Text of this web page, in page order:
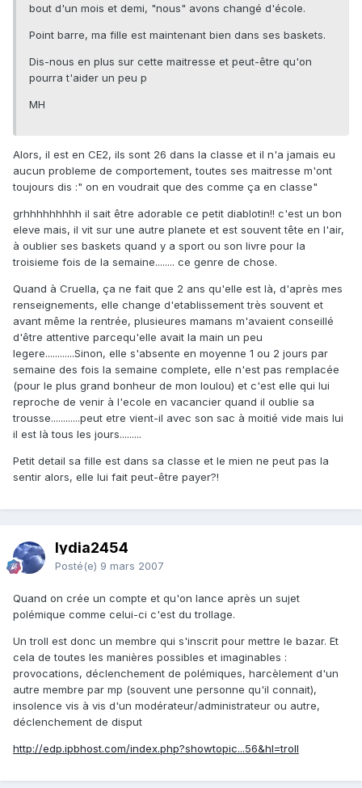
bout d'un mois et demi, "nous" avons changé d'école.
Point barre, ma fille est maintenant bien dans ses baskets.
Dis-nous en plus sur cette maitresse et peut-être qu'on
pourra t'aider un peu p
MH
Alors, il est en CE2, ils sont 26 dans la classe et il n'a jamais eu
aucun probleme de comportement, toutes ses maitresse m'ont
toujours dis :" on en voudrait que des comme ça en classe"
grhhhhhhhhh il sait être adorable ce petit diablotin!! c'est un bon
eleve mais, il vit sur une autre planete et est souvent tête en l'air,
à oublier ses baskets quand y a sport ou son livre pour la
troisieme fois de la semaine........ ce genre de chose.
Quand à Cruella, ça ne fait que 2 ans qu'elle est là, d'après mes
renseignements, elle change d'etablissement très souvent et
avant même la rentrée, plusieures mamans m'avaient conseillé
d'être attentive parcequ'elle avait la main un peu
legere............Sinon, elle s'absente en moyenne 1 ou 2 jours par
semaine des fois la semaine complete, elle n'est pas remplacée
(pour le plus grand bonheur de mon loulou) et c'est elle qui lui
reproche de venir à l'ecole en vacancier quand il oublie sa
trousse............peut etre vient-il avec son sac à moitié vide mais lui
il est là tous les jours.........
Petit detail sa fille est dans sa classe et le mien ne peut pas la
sentir alors, elle lui fait peut-être payer?!
lydia2454
Posté(e) 9 mars 2007
Quand on crée un compte et qu'on lance après un sujet
polémique comme celui-ci c'est du trollage.
Un troll est donc un membre qui s'inscrit pour mettre le bazar. Et
cela de toutes les manières possibles et imaginables :
provocations, déclenchement de polémiques, harcèlement d'un
autre membre par mp (souvent une personne qu'il connait),
insolence vis à vis d'un modérateur/administrateur ou autre,
déclenchement de disput
http://edp.ipbhost.com/index.php?showtopic...56&hl=troll